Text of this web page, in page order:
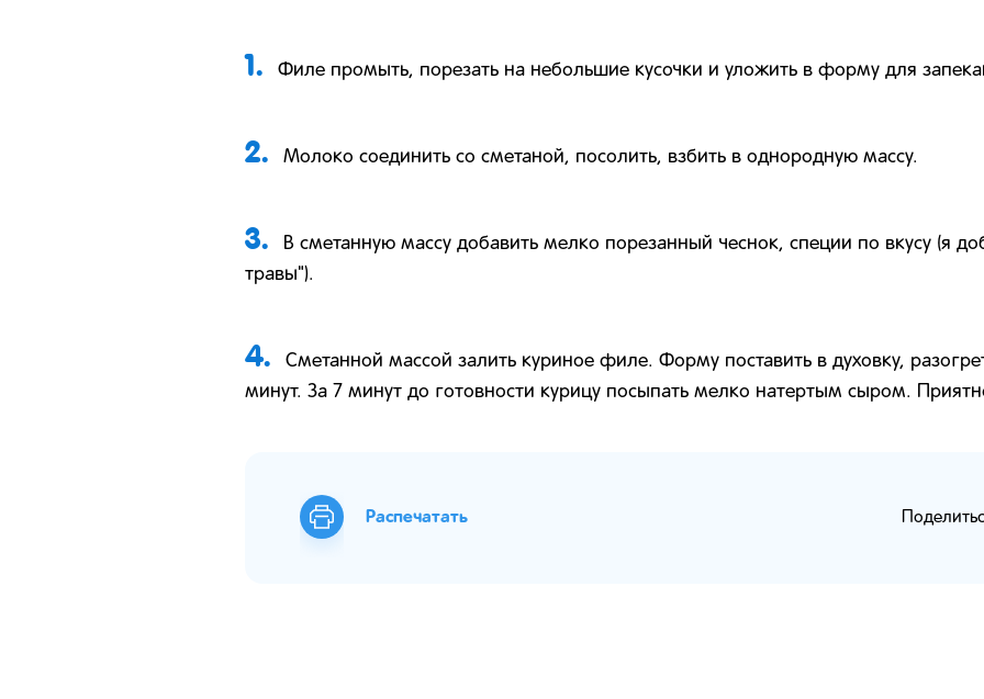
1. Филе промыть, порезать на небольшие кусочки и уложить в форму для
2. Молоко соединить со сметаной, посолить, взбить в однородную массу.
3.
В сметанную массу добавить мелко порезанный чеснок, специи по вкусу (я
травы").
4.
Сметанной массой залить куриное филе. Форму поставить в духовку,
минут. За 7 минут до готовности курицу посыпать мелко натертым сыром.
Распечатать